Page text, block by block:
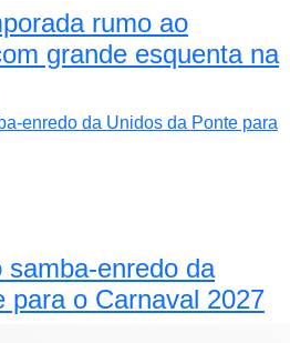
rumo ao
grande esquenta na
samba-enredo da
para o Carnaval 2027